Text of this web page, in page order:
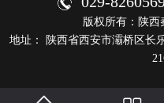
版权所有：陕西
地址： 陕西省西安市灞桥区长